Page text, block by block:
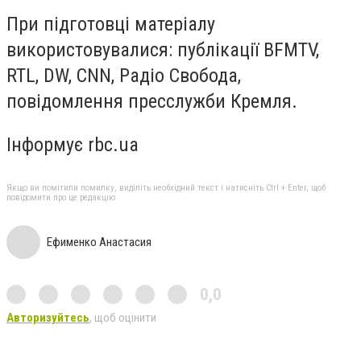
При підготовці матеріалу
використовувалися: публікації BFMTV,
RTL, DW, CNN, Радіо Свобода,
повідомлення пресслужби Кремля.
Інформує rbc.ua
Якщо ви помітили помилку, виділіть необхідний текст і натисніть Ctrl + Enter, щоб
повідомити про це редакцію
Ефименко Анастасия
0,0
Авторизуйтесь, щоб оцінити